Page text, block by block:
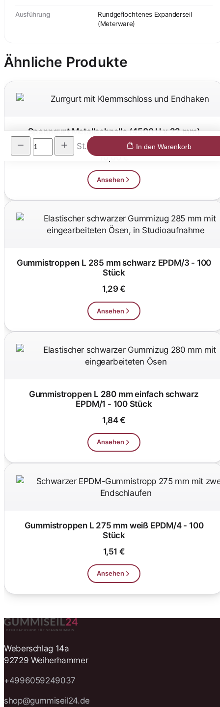
Ausführung
Rundgeflochtenes Expanderseil
(Meterware)
Ähnliche Produkte
Spanngurt Metallschnalle (4500 U x 22 mm)
10,00 €
Ansehen
Gummistroppen L 285 mm schwarz EPDM/3 - 100
Stück
1,29 €
Ansehen
Gummistroppen L 280 mm einfach schwarz
EPDM/1 - 100 Stück
1,84 €
Ansehen
Gummistroppen L 275 mm weiß EPDM/4 - 100
Stück
1,51 €
Ansehen
Weberschlag 14a
92729 Weiherhammer
+4996059249037
shop@gummiseil24.de
St. In den Warenkorb